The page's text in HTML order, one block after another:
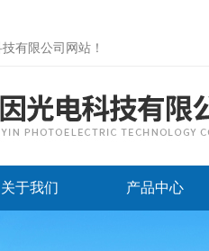
有限公司网站 ！
关于我们 产品中心